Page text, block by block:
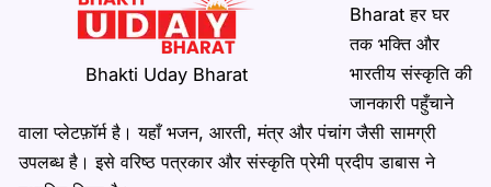
Bhakti Uday Bharat
Bharat हर घर
तक भक्ति और
भारतीय संस्कृति की
जानकारी पहुँचाने
वाला प्लेटफ़ॉर्म है। यहाँ भजन, आरती, मंत्र और पंचांग जैसी सामग्री
उपलब्ध है। इसे वरिष्ठ पत्रकार और संस्कृति प्रेमी प्रदीप डाबास ने